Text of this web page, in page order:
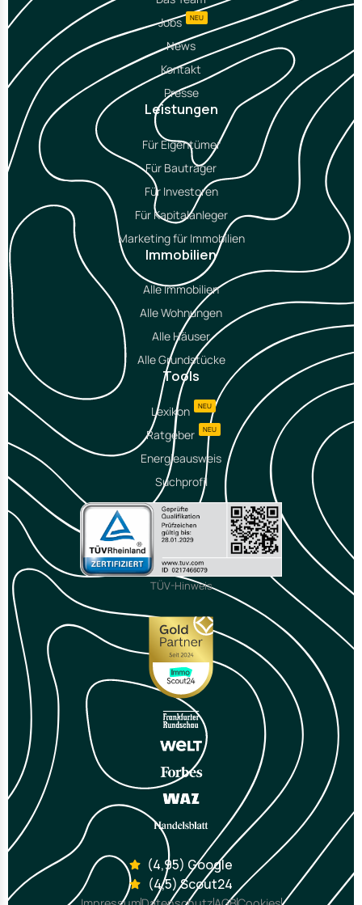
Jobs
NEU
News
Kontakt
Presse
Leistungen
Für Eigentümer
Für Bauträger
Für Investoren
Für Kapitalanleger
Marketing für Immobilien
Immobilien
Alle Immobilien
Alle Wohnungen
Alle Häuser
Alle Grundstücke
Tools
Lexikon NEU
Ratgeber NEU
Energieausweis
Suchprofil
TÜV-Hinweis
(4,95) Google
(4,5) Scout24